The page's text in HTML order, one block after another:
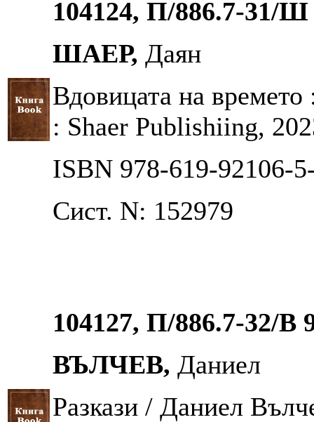
104124, П/886.7-31/Ш
ШАЕР, Даян
Вдовицата на
: Shaer Publishiing,
ISBN 978-619-92106-
Сист. N: 152979
104127, П/886.7-32/В
ВЪЛЧЕВ, Даниел
Разкази / Даниел